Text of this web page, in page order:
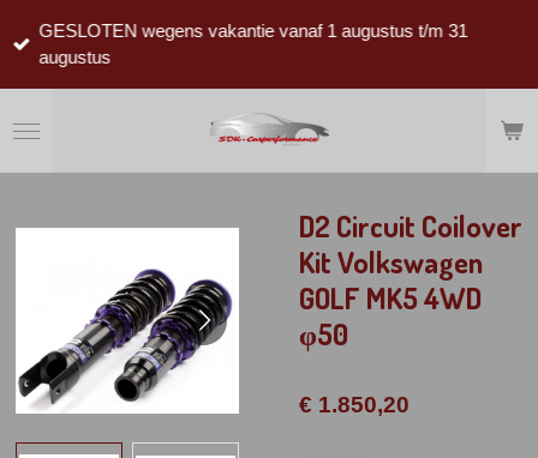
direct
hoofdinhoud
GESLOTEN wegens vakantie vanaf 1 augustus t/m 31
augustus
D2 Circuit Coilover
Kit Volkswagen
GOLF MK5 4WD
φ50
€ 1.850,20